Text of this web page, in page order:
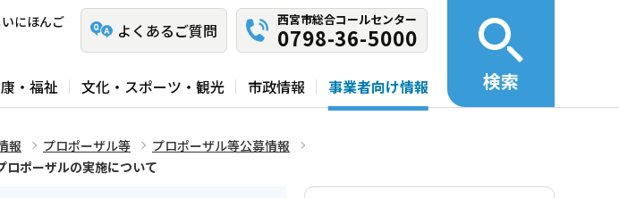
にほんご よくあるご質問
西宮市総合コールセンター
0798-36-5000
・福祉 文化・スポーツ・観光 市政情報 事業者向け情報 検索
報 プロポーザル等
プロポーザル等公募情報
ロポーザルの実施について